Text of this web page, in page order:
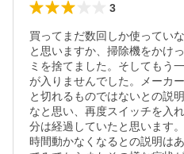
3
買ってまだ数回しか使ってい
と思いますか、掃除機をかけ
ミを捨てました。そしてもう
が入りませんでした。メーカ
と切れるものではないとの説
なと思い、再度スイッチを入
分は経過していたと思います
時間動かなくなるとの説明は